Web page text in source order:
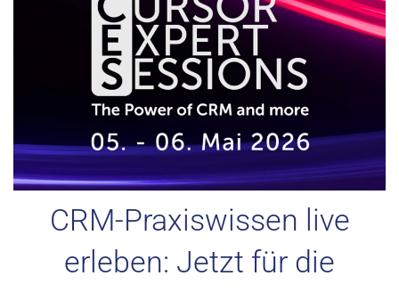
CRM-Praxiswissen live
erleben: Jetzt für die